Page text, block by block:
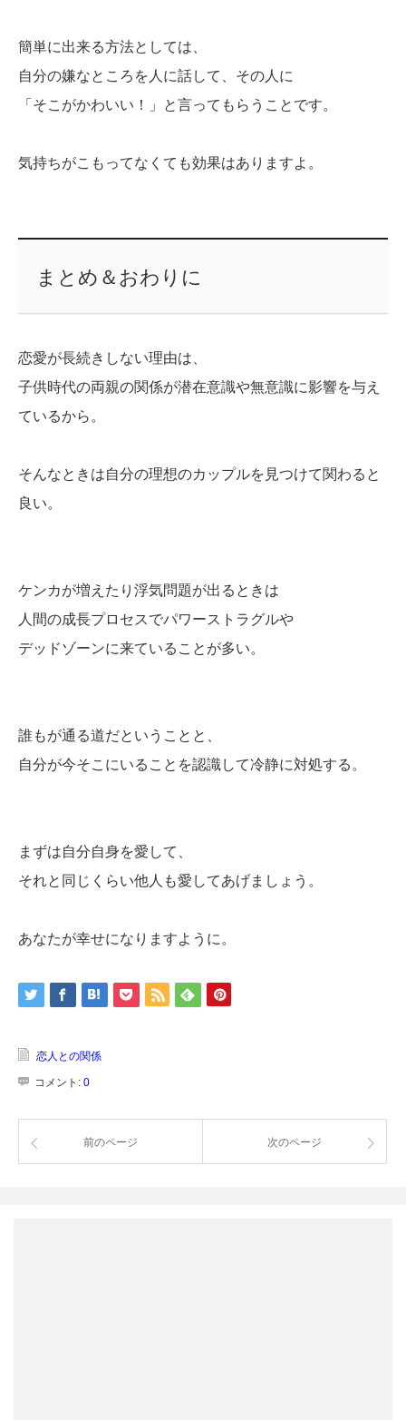
簡単に出来る方法としては、
自分の嫌なところを人に話して、その人に
「そこがかわいい！」と言ってもらうことです。
気持ちがこもってなくても効果はありますよ。
まとめ＆おわりに
恋愛が長続きしない理由は、
子供時代の両親の関係が潜在意識や無意識に影響を与え
ているから。
そんなときは自分の理想のカップルを見つけて関わると
良い。
ケンカが増えたり浮気問題が出るときは
人間の成長プロセスでパワーストラグルや
デッドゾーンに来ていることが多い。
誰もが通る道だということと、
自分が今そこにいることを認識して冷静に対処する。
まずは自分自身を愛して、
それと同じくらい他人も愛してあげましょう。
あなたが幸せになりますように。
恋人との関係
コメント: 0
前のページ 次のページ